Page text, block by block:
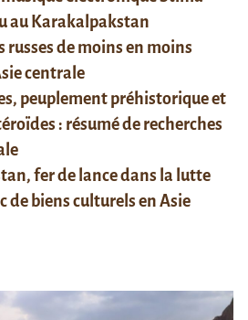
au Karakalpakstan
russes de moins en moins
centrale
peuplement préhistorique et
: résumé de recherches
fer de lance dans la lutte
de biens culturels en Asie